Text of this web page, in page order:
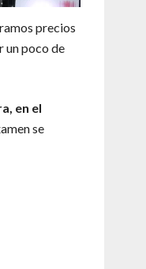
precios
un poco de
en el
se